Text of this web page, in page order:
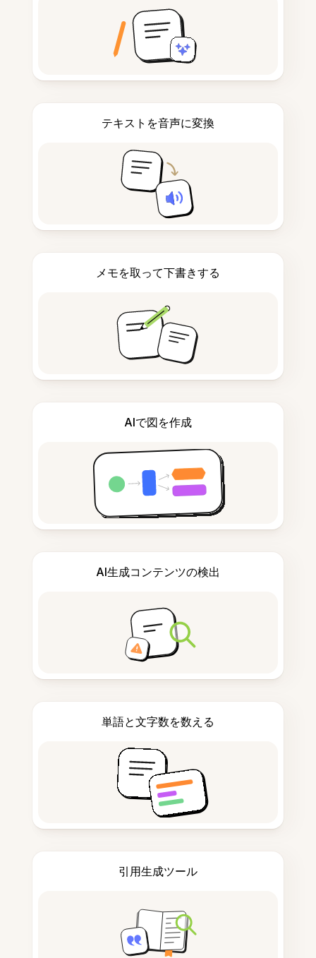
テキストを音声に変換
メモを取って下書きする
AIで図を作成
AI生成コンテンツの検出
単語と文字数を数える
引用生成ツール